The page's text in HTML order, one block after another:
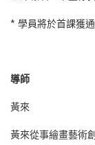
* 學員將於首課獲
導師
黃來
黃來從事繪畫藝術